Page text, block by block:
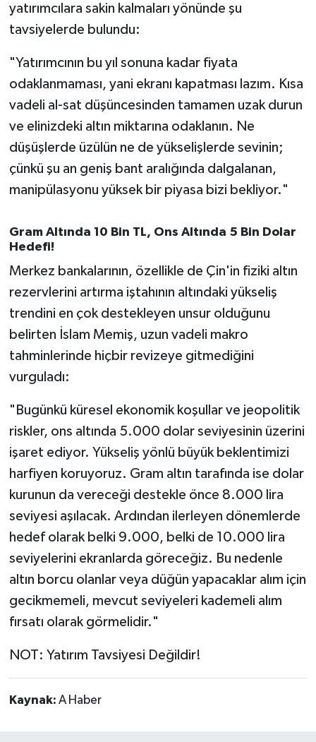
yatırımcılara sakin kalmaları yönünde şu
tavsiyelerde bulundu:
"Yatırımcının bu yıl sonuna kadar fiyata
odaklanmaması, yani ekranı kapatması lazım. Kısa
vadeli al-sat düşüncesinden tamamen uzak durun
ve elinizdeki altın miktarına odaklanın. Ne
düşüşlerde üzülün ne de yükselişlerde sevinin;
çünkü şu an geniş bant aralığında dalgalanan,
manipülasyonu yüksek bir piyasa bizi bekliyor."
Gram Altında 10 Bin TL, Ons Altında 5 Bin Dolar
Hedefi!
Merkez bankalarının, özellikle de Çin'in fiziki altın
rezervlerini artırma iştahının altındaki yükseliş
trendini en çok destekleyen unsur olduğunu
belirten İslam Memiş, uzun vadeli makro
tahminlerinde hiçbir revizeye gitmediğini
vurguladı:
"Bugünkü küresel ekonomik koşullar ve jeopolitik
riskler, ons altında 5.000 dolar seviyesinin üzerini
işaret ediyor. Yükseliş yönlü büyük beklentimizi
harfiyen koruyoruz. Gram altın tarafında ise dolar
kurunun da vereceği destekle önce 8.000 lira
seviyesi aşılacak. Ardından ilerleyen dönemlerde
hedef olarak belki 9.000, belki de 10.000 lira
seviyelerini ekranlarda göreceğiz. Bu nedenle
altın borcu olanlar veya düğün yapacaklar alım için
gecikmemeli, mevcut seviyeleri kademeli alım
fırsatı olarak görmelidir."
NOT: Yatırım Tavsiyesi Değildir!
Kaynak: A Haber
YAŞAM